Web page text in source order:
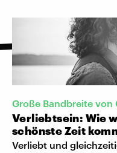
Große Bandbreite von
Verliebtsein: Wie
schönste Zeit
Verliebt und